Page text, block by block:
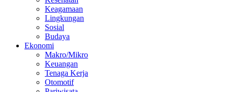
Keagamaan
Lingkungan
Sosial
Budaya
Ekonomi
Makro/Mikro
Keuangan
Tenaga Kerja
Otomotif